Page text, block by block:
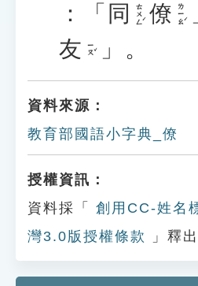
：「 同 ㄊㄨㄥˊ 僚 ㄌㄧㄠˊ
友 ㄧㄡˇ 」。
資料來源：
教育部國語小字典_僚
授權資訊：
資料採「
創用CC-姓名
灣3.0版授權條款
」釋出